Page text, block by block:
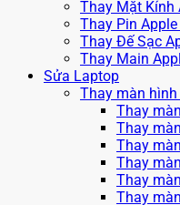
Thay Mặt Kính
Thay Pin
Thay Đế Sạc
Thay Main
Sửa Laptop
Thay màn
Thay
Thay
Thay
Thay
Thay
Thay